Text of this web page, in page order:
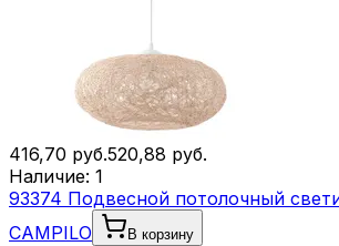
416,70 руб.520,88 руб.
Наличие: 1
93374 Подвесной потолочный
CAMPILO
В корзину